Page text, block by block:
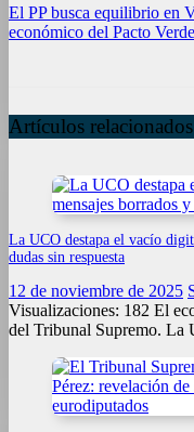
El PP busca equilibrio en
económico del Pacto Verde
Artículos relacionados
La UCO destapa el vacío
dudas sin respuesta
12 de noviembre de 2025
Visualizaciones: 182 El
del Tribunal Supremo. La